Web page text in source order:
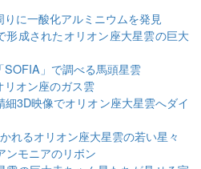
りに一酸化アルミニウムを発見
形成されたオリオン座大星雲の巨大
SOFIA」で調べる馬頭星雲
リオン座のガス雲
細3D映像でオリオン座大星雲へダイ
れるオリオン座大星雲の若い星々
ンモニアのリボン